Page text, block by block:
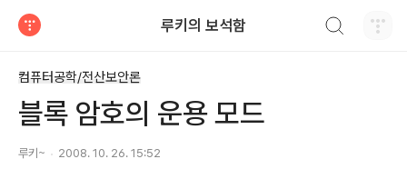
루키의 보석함
컴퓨터공학/전산보안론
블록 암호의 운용 모드
루키~ 2008. 10. 26. 15:52